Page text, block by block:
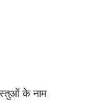
के नाम